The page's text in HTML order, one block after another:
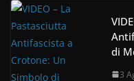
di
3